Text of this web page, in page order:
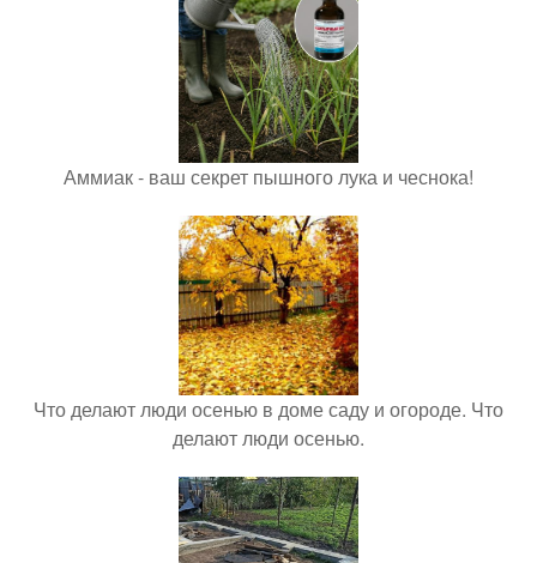
Аммиак - ваш секрет пышного лука и чеснока!
Что делают люди осенью в доме саду и огороде. Что
делают люди осенью.